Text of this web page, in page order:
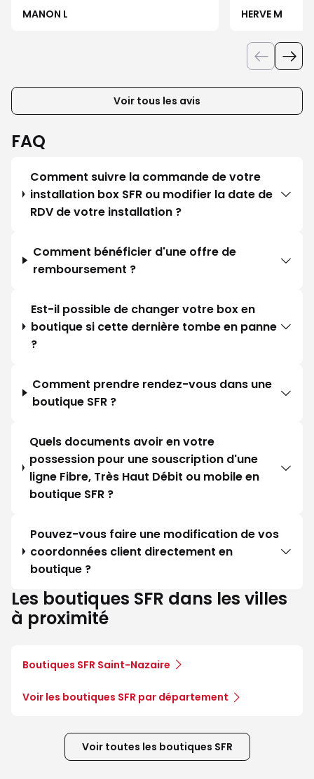
MANON L HERVE M
Voir tous les avis
FAQ
Comment suivre la commande de votre
installation box SFR ou modifier la date de
RDV de votre installation ?
Comment bénéficier d'une offre de
remboursement ?
Est-il possible de changer votre box en
boutique si cette dernière tombe en panne
?
Comment prendre rendez-vous dans une
boutique SFR ?
Quels documents avoir en votre
possession pour une souscription d'une
ligne Fibre, Très Haut Débit ou mobile en
boutique SFR ?
Pouvez-vous faire une modification de vos
coordonnées client directement en
boutique ?
Les boutiques SFR dans les villes
à proximité
Boutiques SFR Saint-Nazaire
Voir les boutiques SFR par département
Voir toutes les boutiques SFR